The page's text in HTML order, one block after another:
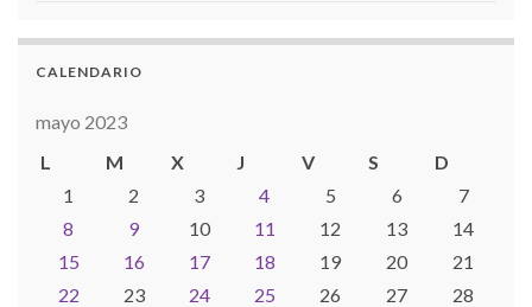
CALENDARIO
mayo 2023
L
M X J V S D
1 2 3 4 5 6
7
8
9 10 11 12 13
14
15
16 17 18 19 20
21
22
23 24 25 26 27
28